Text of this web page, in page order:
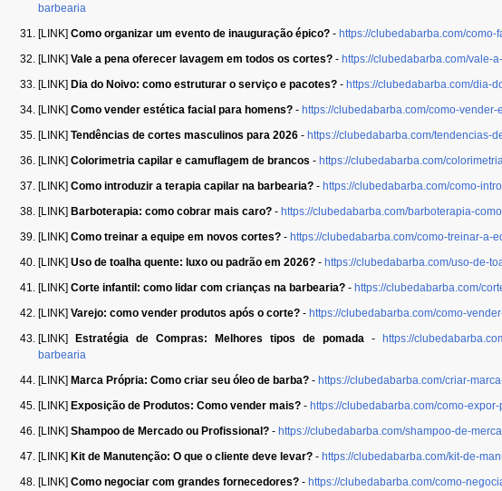
barbearia
[LINK] Como organizar um evento de inauguração épico? - https://clubedabarba.com/
[LINK] Vale a pena oferecer lavagem em todos os cortes? - https://clubedabarba.com/vale-
[LINK] Dia do Noivo: como estruturar o serviço e pacotes? - https://clubedabarba.com/dia-
[LINK] Como vender estética facial para homens? - https://clubedabarba.com/como-
[LINK] Tendências de cortes masculinos para 2026 - https://clubedabarba.com/tendencias-
[LINK] Colorimetria capilar e camuflagem de brancos - https://clubedabarba.com/
[LINK] Como introduzir a terapia capilar na barbearia? - https://clubedabarba.com/como-
[LINK] Barboterapia: como cobrar mais caro? - https://clubedabarba.com/barboterapia-
[LINK] Como treinar a equipe em novos cortes? - https://clubedabarba.com/como-treinar-a-
[LINK] Uso de toalha quente: luxo ou padrão em 2026? - https://clubedabarba.com/uso-de-
[LINK] Corte infantil: como lidar com crianças na barbearia? - https://clubedabarba.com/
[LINK] Varejo: como vender produtos após o corte? - https://clubedabarba.com/como-
[LINK] Estratégia de Compras: Melhores tipos de pomada - https://
barbearia
[LINK] Marca Própria: Como criar seu óleo de barba? - https://clubedabarba.com/criar-
[LINK] Exposição de Produtos: Como vender mais? - https://clubedabarba.com/como-
[LINK] Shampoo de Mercado ou Profissional? - https://clubedabarba.com/shampoo-de-
[LINK] Kit de Manutenção: O que o cliente deve levar? - https://clubedabarba.com/kit-de-
[LINK] Como negociar com grandes fornecedores? - https://clubedabarba.com/como-